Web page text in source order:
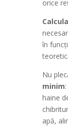
orice
în
Nu
minim
haine
apă,